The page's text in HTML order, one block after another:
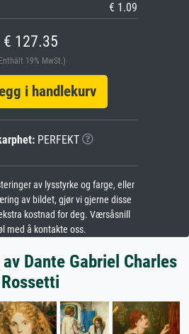
€ 1.09
€ 127.35
19% MwSt.)
i handlekurv
PERFEKT
av lysstyrke og farge, eller
av bildet, gjør vi gjerne disse
kostnad for deg. Værsåsnill
med å kontakte oss.
Dante Gabriel Charles
Rossetti